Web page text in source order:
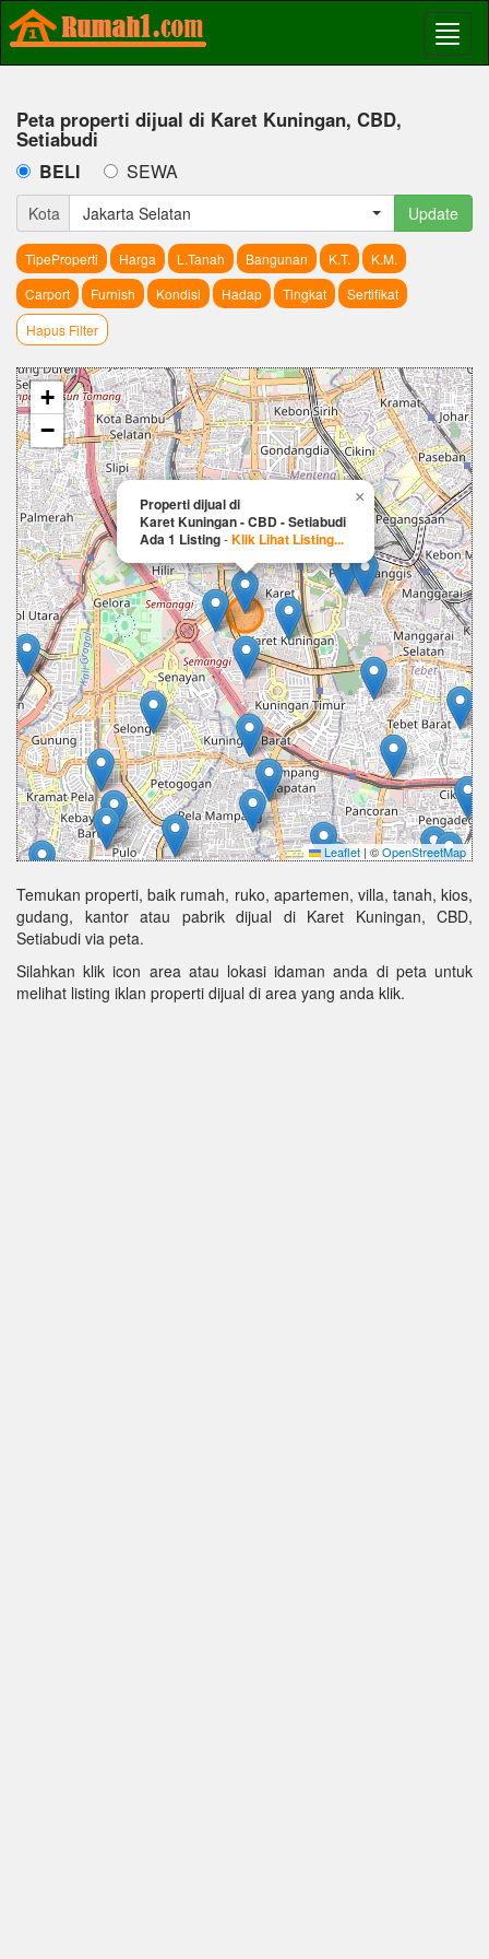
Peta properti dijual di Karet Kuningan, CBD,
Setiabudi
BELI SEWA
Kota Jakarta Selatan Update
TipeProperti Harga L.Tanah Bangunan K.T.
K.M.
Carport
Furnish Kondisi Hadap Tingkat
Sertifikat
Hapus Filter
Properti dijual di
Karet Kuningan - CBD - Setiabudi
Ada 1 Listing-Klik Lihat Listing...
×
+
−
Leaflet|©OpenStreetMap
Temukan properti, baik rumah, ruko, apartemen, villa, tanah, kios,
gudang, kantor atau pabrik dijual di Karet Kuningan, CBD,
Setiabudi via peta.
Silahkan klik icon area atau lokasi idaman anda di peta untuk
melihat listing iklan properti dijual di area yang anda klik.